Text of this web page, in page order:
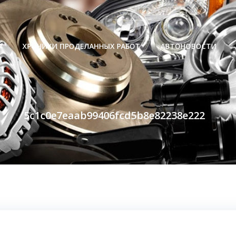
ХРОНИКИ ПРОДЕЛАННЫХ РАБОТ АВТОНОВОСТИ
5c1c0e7eaab99406fcd5b8e82238e222